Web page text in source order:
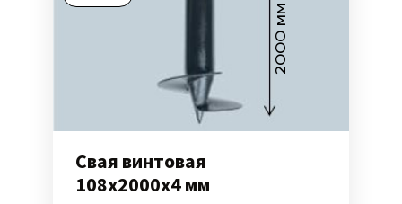
2000 мм
Свая винтовая
108х2000х4 мм